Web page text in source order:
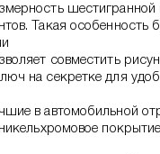
шестигранной
Такая особенность
совместить
на секретке для
в автомобильной